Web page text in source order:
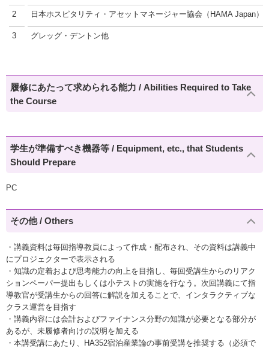
2 日本ホスピタリティ・アセットマネージャー協会（HAMA Japan）
3 グレッグ・デントン他
履修にあたって求められる能力 / Abilities Required to Take
the Course
学生が準備すべき機器等 / Equipment, etc., that Students
Should Prepare
PC
その他 / Others
・講義資料は毎回指導教員によって作成・配布され、その資料は講義中
にプロジェクターで表示される
・知識の定着および思考能力の向上を目指し、毎回受講生からのリアク
ションペーパー提出もしくは小テストの実施を行なう。次回講義にて指
導教官が受講生からの回答に解説を加えることで、インタラクティブな
クラス運営を目指す
・講義内容には会計およびファイナンス分野の知識が必要となる部分が
あるが、未履修者向けの説明を加える
・本講受講にあたり、HA352宿泊産業論の事前受講を推奨する（必須で